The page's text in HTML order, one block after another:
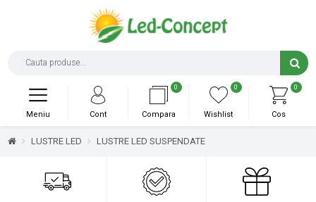
0
Cos
0
Wishlist
0
Compara
Cont
Meniu
LUSTRE LED LUSTRE LED SUSPENDATE